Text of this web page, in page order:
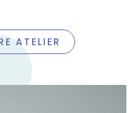
ATELIER